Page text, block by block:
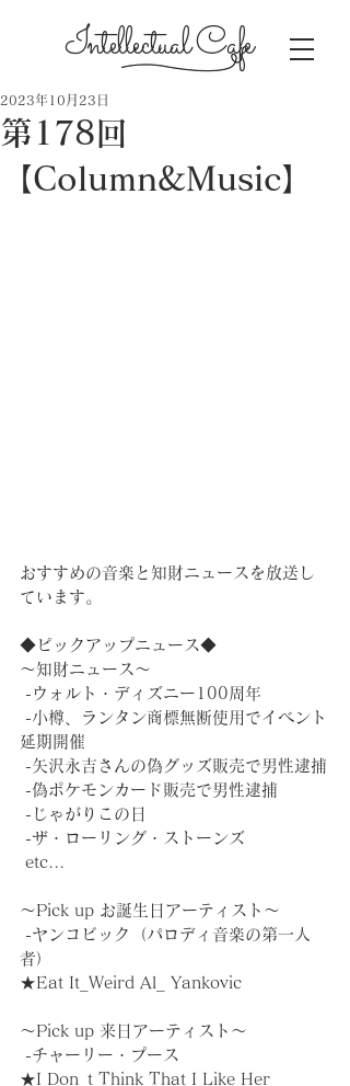
Intellectual Cafe
第178回
【Column&Music】
2023年10月23日
おすすめの音楽と知財ニュースを放送し
ています。
◆ピックアップニュース◆
～知財ニュース～
-ウォルト・ディズニー100周年
-小樽、ランタン商標無断使用でイベント
延期開催
-矢沢永吉さんの偽グッズ販売で男性逮捕
-偽ポケモンカード販売で男性逮捕
-じゃがりこの日
-ザ・ローリング・ストーンズ
etc...
～Pick up︎ お誕生日アーティスト～
-ヤンコビック（パロディ音楽の第一人
者）
★Eat It_Weird Al_ Yankovic
～Pick up︎ 来日アーティスト～
-チャーリー・プース
★I Don_t Think That I Like Her